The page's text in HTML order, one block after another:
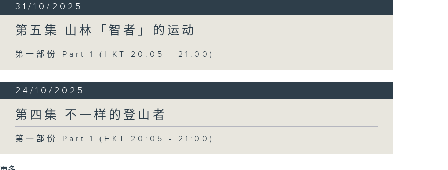
31/10/2025
第五集 山林「智者」的运动
第一部份 Part 1 (HKT 20:05 - 21:00)
24/10/2025
第四集 不一样的登山者
第一部份 Part 1 (HKT 20:05 - 21:00)